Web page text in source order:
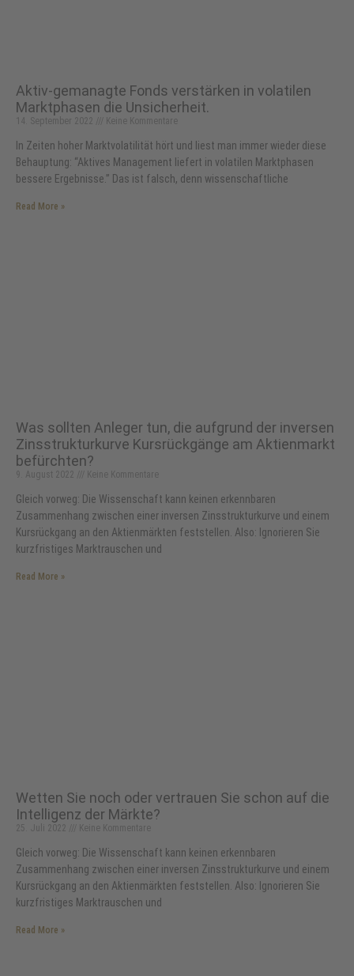
Aktiv-gemanagte Fonds verstärken in volatilen
Marktphasen die Unsicherheit.
14. September 2022 Keine Kommentare
In Zeiten hoher Marktvolatilität hört und liest man immer wieder diese
Behauptung: “Aktives Management liefert in volatilen Marktphasen
bessere Ergebnisse.” Das ist falsch, denn wissenschaftliche
Read More »
Was sollten Anleger tun, die aufgrund der inversen
Zinsstrukturkurve Kursrückgänge am Aktienmarkt
befürchten?
9. August 2022 Keine Kommentare
Gleich vorweg: Die Wissenschaft kann keinen erkennbaren
Zusammenhang zwischen einer inversen Zinsstrukturkurve und einem
Kursrückgang an den Aktienmärkten feststellen. Also: Ignorieren Sie
kurzfristiges Marktrauschen und
Read More »
Wetten Sie noch oder vertrauen Sie schon auf die
Intelligenz der Märkte?
25. Juli 2022 Keine Kommentare
Gleich vorweg: Die Wissenschaft kann keinen erkennbaren
Zusammenhang zwischen einer inversen Zinsstrukturkurve und einem
Kursrückgang an den Aktienmärkten feststellen. Also: Ignorieren Sie
kurzfristiges Marktrauschen und
Read More »